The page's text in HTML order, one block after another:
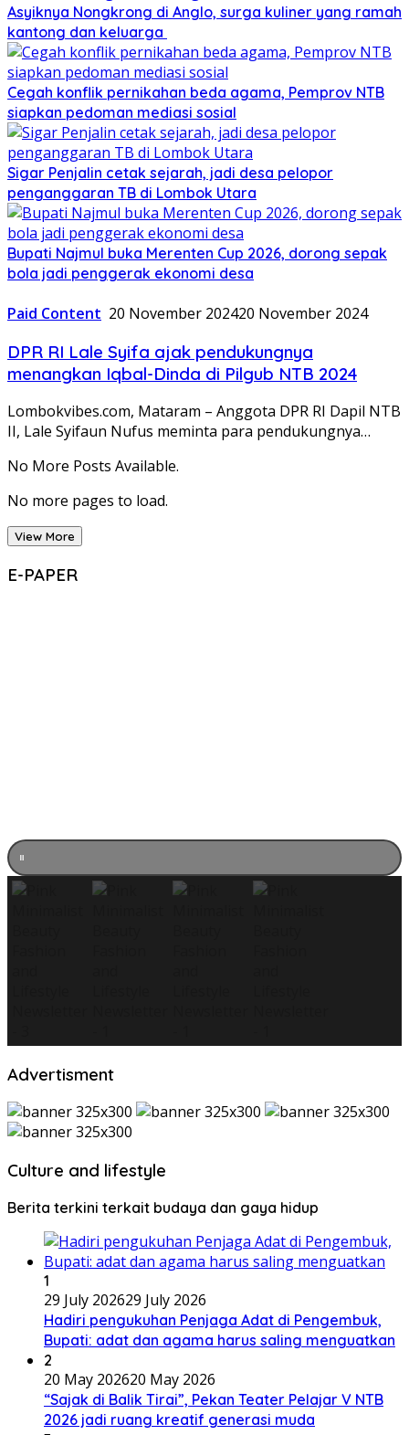
Asyiknya Nongkrong di Anglo, surga kuliner yang ramah
kantong dan keluarga
Cegah konflik pernikahan beda agama, Pemprov NTB
siapkan pedoman mediasi sosial
Sigar Penjalin cetak sejarah, jadi desa pelopor
penganggaran TB di Lombok Utara
Bupati Najmul buka Merenten Cup 2026, dorong sepak
bola jadi penggerak ekonomi desa
Paid Content 20 November 202420 November 2024
DPR RI Lale Syifa ajak pendukungnya
menangkan Iqbal-Dinda di Pilgub NTB 2024
Lombokvibes.com, Mataram – Anggota DPR RI Dapil NTB
II, Lale Syifaun Nufus meminta para pendukungnya…
No More Posts Available.
No more pages to load.
View More
E-PAPER
Advertisment
Culture and lifestyle
Berita terkini terkait budaya dan gaya hidup
1
29 July 202629 July 2026
Hadiri pengukuhan Penjaga Adat di Pengembuk,
Bupati: adat dan agama harus saling menguatkan
2
20 May 202620 May 2026
“Sajak di Balik Tirai”, Pekan Teater Pelajar V NTB
2026 jadi ruang kreatif generasi muda